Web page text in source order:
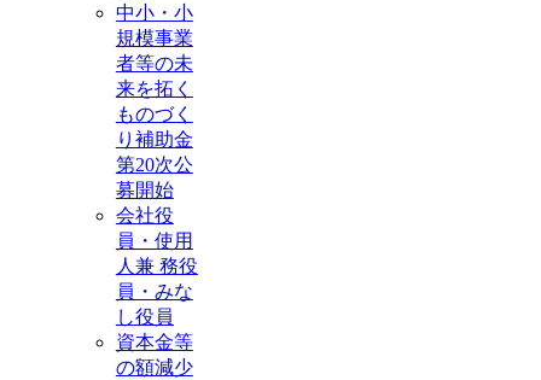
中小・小
規模事業
者等の未
来を拓く
ものづく
り補助金
第20次公
募開始
会社役
員・使用
人兼 務役
員・みな
し役員
資本金等
の額減少